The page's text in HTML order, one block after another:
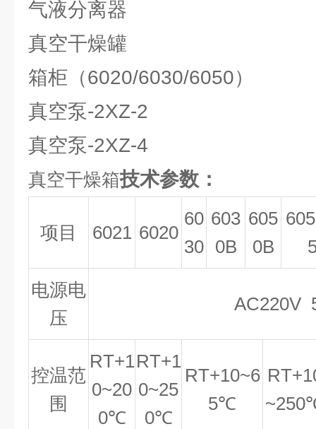
气液分离器
真空干燥罐
箱柜（6020/6030/6050）
真空泵-2XZ-2
真空泵-2XZ-4
真空干燥箱技术参数：
项目 6021 6020
60
30
603
0B
605
0B
电源电
压
AC220V
控温范
围
RT+1
0~20
0℃
RT+1
0~25
0℃
RT+10~6
5℃